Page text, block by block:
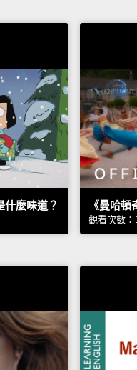
什麼味道？ 《曼哈
觀看次數